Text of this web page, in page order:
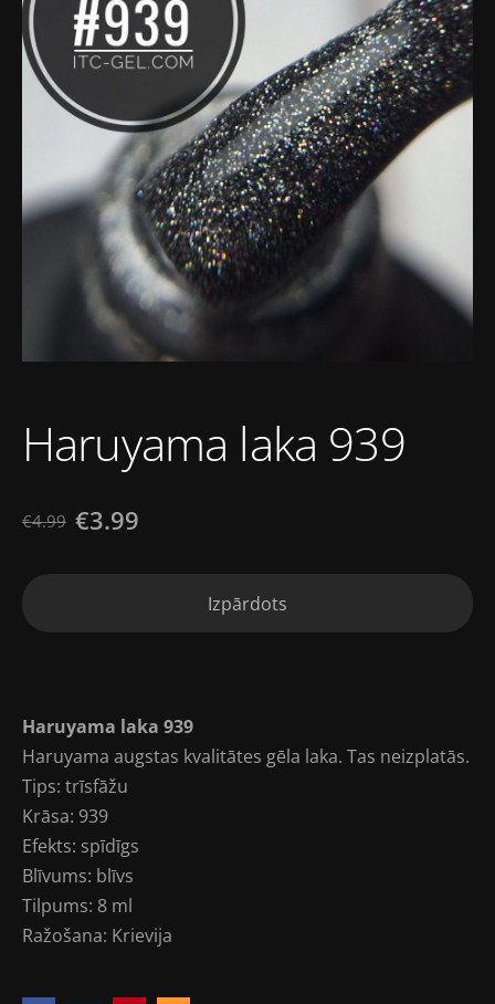
Haruyama laka 939
€4.99 €3.99
Izpārdots
Haruyama laka 939
Haruyama augstas kvalitātes gēla laka. Tas neizplatās.
Tips: trīsfāžu
Krāsa: 939
Efekts: spīdīgs
Blīvums: blīvs
Tilpums: 8 ml
Ražošana: Krievija